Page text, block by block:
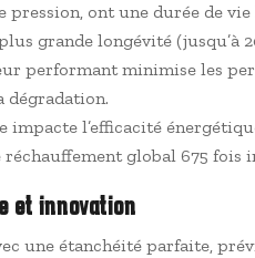
ont une durée de
grande longévité (jusqu’à
performant minimise les
dégradation.
l’efficacité
global 675 fois
et innovation
une étanchéité parfaite,